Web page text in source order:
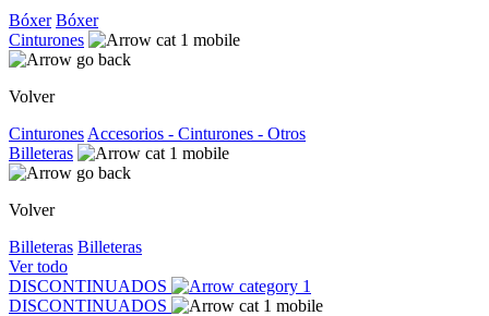
Bóxer Bóxer
Cinturones
Volver
Cinturones Accesorios - Cinturones - Otros
Billeteras
Volver
Billeteras Billeteras
Ver todo
DISCONTINUADOS
DISCONTINUADOS